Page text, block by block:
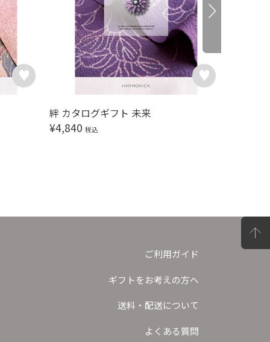
絆 カタログギフト 未来
¥4,840 税込
ご利用ガイド
ギフトをお考えの方へ
送料・配送について
よくある質問